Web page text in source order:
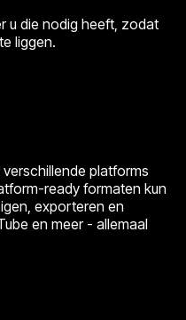
u die nodig heeft, zodat
liggen.
platforms
ready formaten kun
exporteren en
en meer - allemaal